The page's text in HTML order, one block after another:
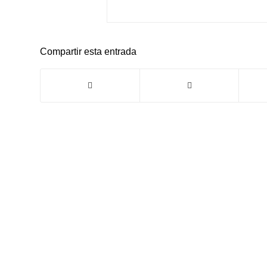
Compartir esta entrada